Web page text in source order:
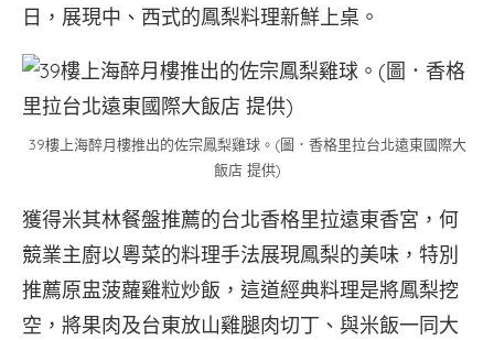
日，展現中、西式的鳳梨料理新鮮上桌。
39樓上海醉月樓推出的佐宗鳳梨雞球。(圖．香格里拉台北遠東國際大
飯店 提供)
獲得米其林餐盤推薦的台北香格里拉遠東香宮，何
競業主廚以粵菜的料理手法展現鳳梨的美味，特別
推薦原盅菠蘿雞粒炒飯，這道經典料理是將鳳梨挖
空，將果肉及台東放山雞腿肉切丁、與米飯一同大